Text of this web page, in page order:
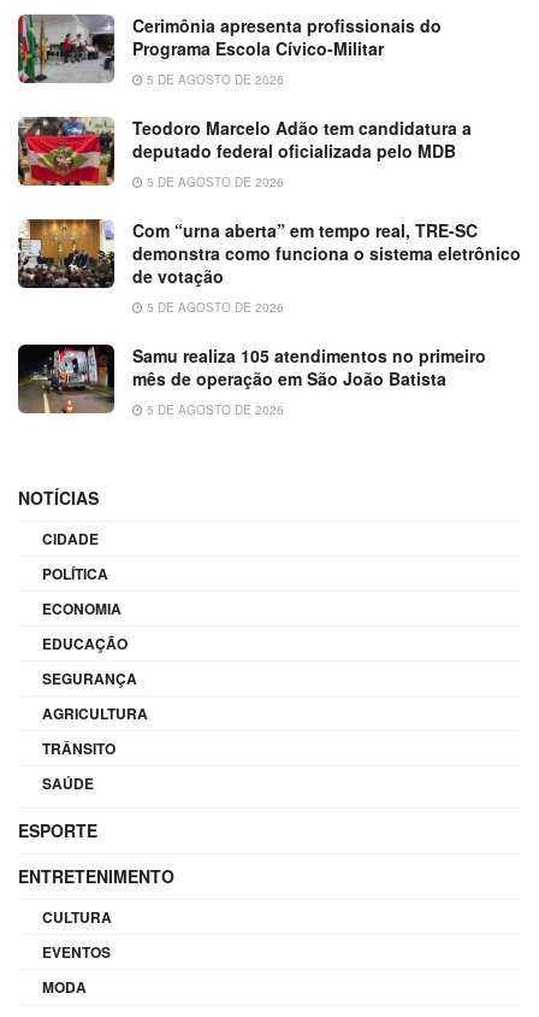
Cerimônia apresenta profissionais do
Programa Escola Cívico-Militar
5 DE AGOSTO DE 2026
Teodoro Marcelo Adão tem candidatura a
deputado federal oficializada pelo MDB
5 DE AGOSTO DE 2026
Com “urna aberta” em tempo real, TRE-SC
demonstra como funciona o sistema eletrônico
de votação
5 DE AGOSTO DE 2026
Samu realiza 105 atendimentos no primeiro
mês de operação em São João Batista
5 DE AGOSTO DE 2026
NOTÍCIAS
CIDADE
POLÍTICA
ECONOMIA
EDUCAÇÃO
SEGURANÇA
AGRICULTURA
TRÂNSITO
SAÚDE
ESPORTE
ENTRETENIMENTO
CULTURA
EVENTOS
MODA